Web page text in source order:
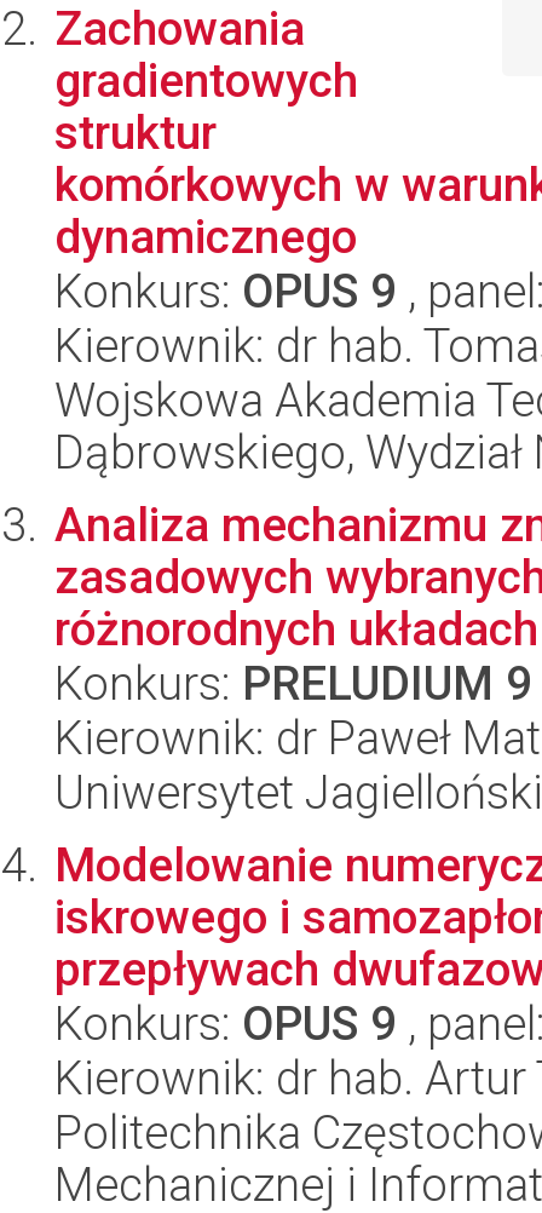
Zachowania
gradientowych
struktur
komórkowych w
dynamicznego
Konkurs: OPUS 9 ,
Kierownik: dr hab.
Wojskowa Akademia
Dąbrowskiego,
Analiza mechanizmu
zasadowych
różnorodnych
Konkurs: PRELUDIUM 9
Kierownik: dr Paweł
Uniwersytet
Modelowanie
iskrowego i
przepływach
Konkurs: OPUS 9 ,
Kierownik: dr hab.
Politechnika
Mechanicznej i